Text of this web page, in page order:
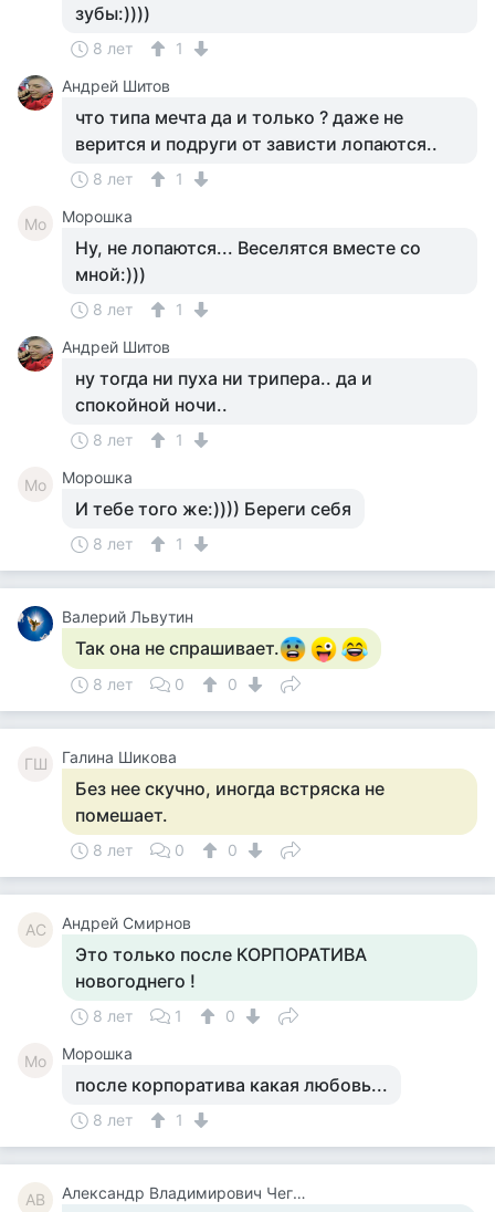
зубы:))))
8 лет
1
Андрей Шитов
что типа мечта да и только ? даже не
верится и подруги от зависти лопаются..
8 лет 1
Мо Морошка
Ну, не лопаются... Веселятся вместе со
мной:)))
8 лет
1
Андрей Шитов
ну тогда ни пуха ни трипера.. да и
спокойной ночи..
8 лет 1
Мо Морошка
И тебе того же:)))) Береги себя
8 лет 1
Валерий Львутин
Так она не спрашивает.
8 лет 0 0
ГШ Галина Шикова
Без нее скучно, иногда встряска не
помешает.
8 лет 0 0
АС Андрей Смирнов
Это только после КОРПОРАТИВА
новогоднего !
8 лет 1 0
Мо Морошка
после корпоратива какая любовь...
8 лет 1
АВ Александр Владимирович Чегодаев